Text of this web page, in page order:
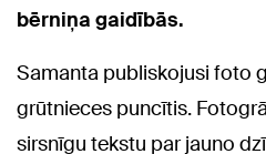
bērniņa gaidībās.
Samanta publiskojusi foto
grūtnieces puncītis.
sirsnīgu tekstu par jauno